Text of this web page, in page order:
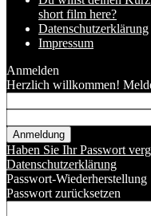
short film here?
Datenschutzerklärung
Impressum
Anmelden
Herzlich willkommen!
Haben Sie Ihr Passwort
Datenschutzerklärung
Passwort-Wiederherstellung
Passwort zurücksetzen